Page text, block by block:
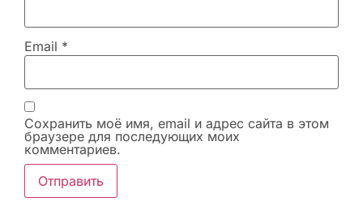
Email *
Сохранить моё имя, email и адрес сайта в этом
браузере для последующих моих
комментариев.